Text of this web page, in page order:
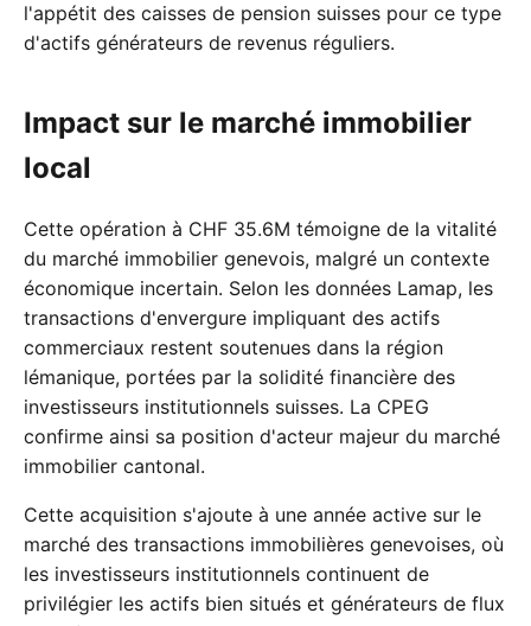
l'appétit des caisses de pension suisses pour ce type
d'actifs générateurs de revenus réguliers.
Impact sur le marché immobilier
local
Cette opération à CHF 35.6M témoigne de la vitalité
du marché immobilier genevois, malgré un contexte
économique incertain. Selon les données Lamap, les
transactions d'envergure impliquant des actifs
commerciaux restent soutenues dans la région
lémanique, portées par la solidité financière des
investisseurs institutionnels suisses. La CPEG
confirme ainsi sa position d'acteur majeur du marché
immobilier cantonal.
Cette acquisition s'ajoute à une année active sur le
marché des transactions immobilières genevoises, où
les investisseurs institutionnels continuent de
privilégier les actifs bien situés et générateurs de flux